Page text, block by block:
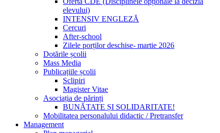
elevului)
INTENSIV ENGLEZĂ
Cercuri
After-school
Zilele porților deschise- martie 2026
Dotările școlii
Mass Media
Publicațiile școlii
Sclipiri
Magister Vitae
Asociația de părinți
BUNĂTATE ȘI SOLIDARITATE!
Mobilitatea personalului didactic / Pretransfer
Management